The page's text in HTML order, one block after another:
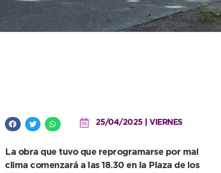
25/04/2025 | VIERNES
La obra que tuvo que reprogramarse por mal
clima comenzará a las 18.30 en la Plaza de los